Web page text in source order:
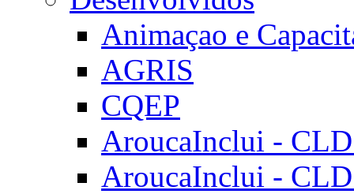
Animaçao e
AGRIS
CQEP
AroucaInclui -
AroucaInclui -